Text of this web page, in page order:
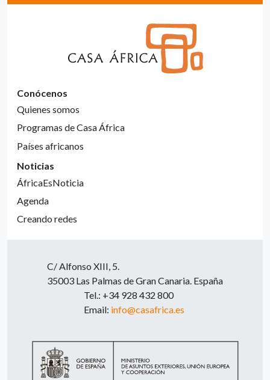
Conócenos
Quienes somos
Programas de Casa África
Países africanos
Noticias
ÁfricaEsNoticia
Agenda
Creando redes
C/ Alfonso XIII, 5.
35003 Las Palmas de Gran Canaria. España
Tel.: +34 928 432 800
Email: info@casafrica.es